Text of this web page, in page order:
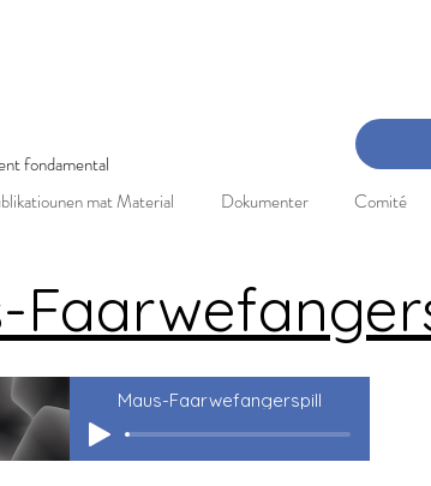
3. Mee 2025
fondamental
mat Material Dokumenter Comité
Maus-Faarwefangerspill